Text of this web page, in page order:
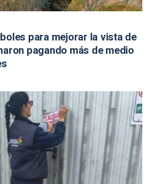
para mejorar la vista de
pagando más de medio